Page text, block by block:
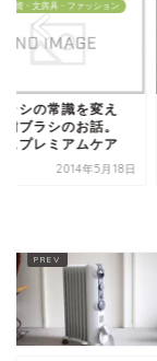
雑貨・文房具・ファッション
ラシの常識を変え
ブラシのお話。
スプレミアムケア
2014年5月18日